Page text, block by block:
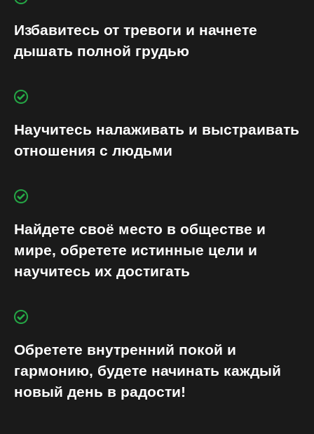
Избавитесь от тревоги и начнете
дышать полной грудью
Научитесь налаживать и выстраивать
отношения с людьми
Найдете своё место в обществе и
мире, обретете истинные цели и
научитесь их достигать
Обретете внутренний покой и
гармонию, будете начинать каждый
новый день в радости!